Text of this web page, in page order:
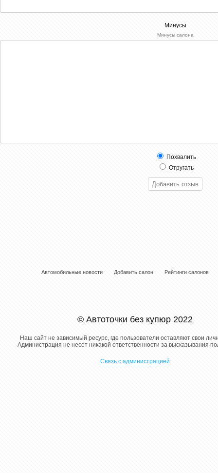
Минусы
Минусы салона
Похвалить
Отругать
Автомобильные новости Добавить салон Рейтинги салонов
© Автоточки без купюр 2022
Наш сайт не зависимый ресурс, где пользователи оставляют свои
Администрация не несет никакой ответственности за высказывания
Связь с администрацией